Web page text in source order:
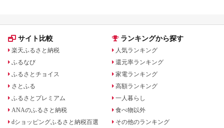
サイト比較
楽天ふるさと納税
ふるなび
ふるさとチョイス
さとふる
ふるさとプレミアム
ANAのふるさと納税
dショッピングふるさと納税百選
ランキングから探す
人気ランキング
還元率ランキング
家電ランキング
高額ランキング
一人暮らし
食べ物以外
その他のランキング